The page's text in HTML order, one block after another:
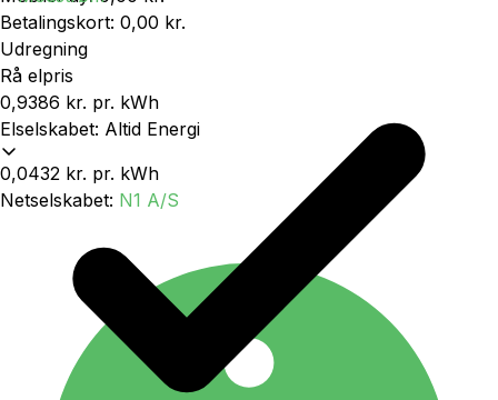
Betalingskort: 0,00 kr.
Udregning
Rå elpris
0,9386 kr. pr. kWh
Elselskabet: Altid Energi
0,0432 kr. pr. kWh
Netselskabet: N1 A/S